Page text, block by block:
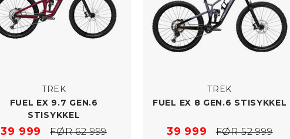
TREK
FUEL EX 9.7 GEN.6
STISYKKEL
39 999 FØR 62 999
TREK
FUEL EX 8 GEN.6 STISYKKEL
39 999 FØR 52 999